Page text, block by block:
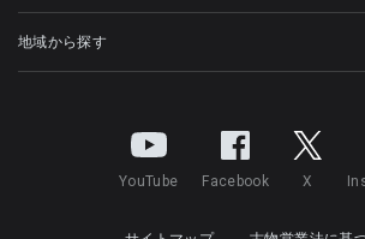
地域から探す
YouTube Facebook X